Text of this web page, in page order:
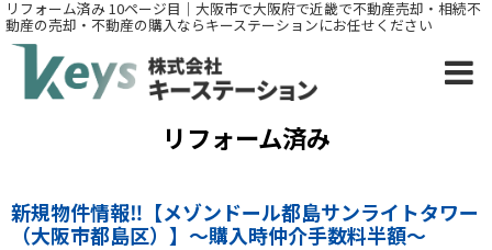
リフォーム済み 10ページ目｜大阪市で大阪府で近畿で不動産売却・相続不
動産の売却・不動産の購入ならキーステーションにお任せください
リフォーム済み
新規物件情報‼【メゾンドール都島サンライトタワー
（大阪市都島区）】～購入時仲介手数料半額～